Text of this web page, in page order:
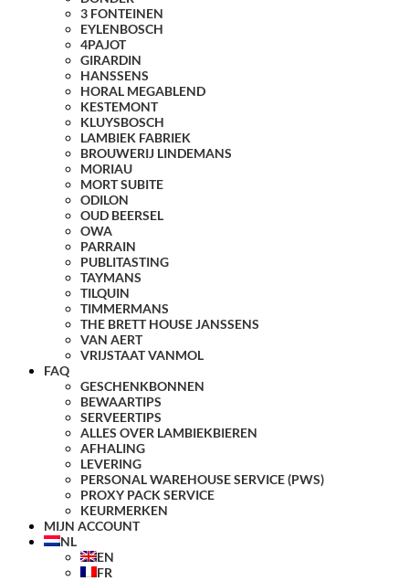
3 FONTEINEN
EYLENBOSCH
4PAJOT
GIRARDIN
HANSSENS
HORAL MEGABLEND
KESTEMONT
KLUYSBOSCH
LAMBIEK FABRIEK
BROUWERIJ LINDEMANS
MORIAU
MORT SUBITE
ODILON
OUD BEERSEL
OWA
PARRAIN
PUBLITASTING
TAYMANS
TILQUIN
TIMMERMANS
THE BRETT HOUSE JANSSENS
VAN AERT
VRIJSTAAT VANMOL
FAQ
GESCHENKBONNEN
BEWAARTIPS
SERVEERTIPS
ALLES OVER LAMBIEKBIEREN
AFHALING
LEVERING
PERSONAL WAREHOUSE SERVICE (PWS)
PROXY PACK SERVICE
KEURMERKEN
MIJN ACCOUNT
NL
EN
FR